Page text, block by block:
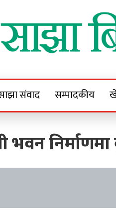
संवाद सम्पादकीय
भवन निर्माणमा